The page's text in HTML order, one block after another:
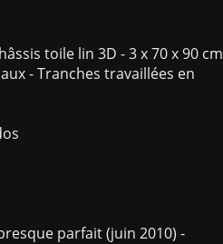
toile lin 3D - 3 x 70 x 90 cm
- Tranches travaillées en
parfait (juin 2010) -